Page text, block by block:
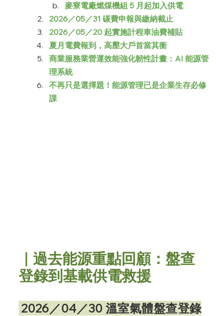
麥寮電廠燃煤機組 5 月起加入供電
2026／05／31 碳費申報與繳納截止
2026／05／20 起實施計程車油費補貼
夏月電費報到，高壓大戶首當其衝
商業服務業營運效能強化韌性計畫：AI 能源管
理系統
不再只是選擇題！能源管理已是企業生存必修
課
｜過去能源重點回顧：盤查
登錄到基載供電救援